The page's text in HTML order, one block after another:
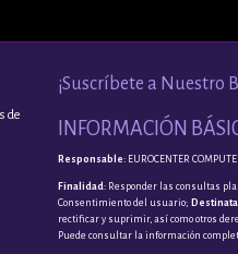
de
¡Suscríbete a Nuestro
INFORMACIÓN
Responsable: EUROCENTER
Finalidad: Responder las consultas
Consentimiento del usuario;
rectificar y suprimir, así como otros
Puede consultar la información